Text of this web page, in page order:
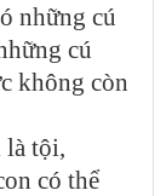
những cú
cú
không còn
là tội,
có thể